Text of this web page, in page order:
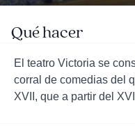
Qué hacer
El teatro Victoria se
corral de comedias del
XVII, que a partir del